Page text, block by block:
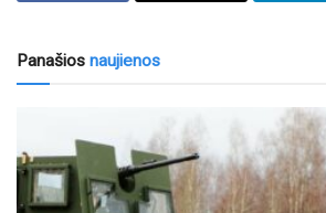
Panašios naujienos